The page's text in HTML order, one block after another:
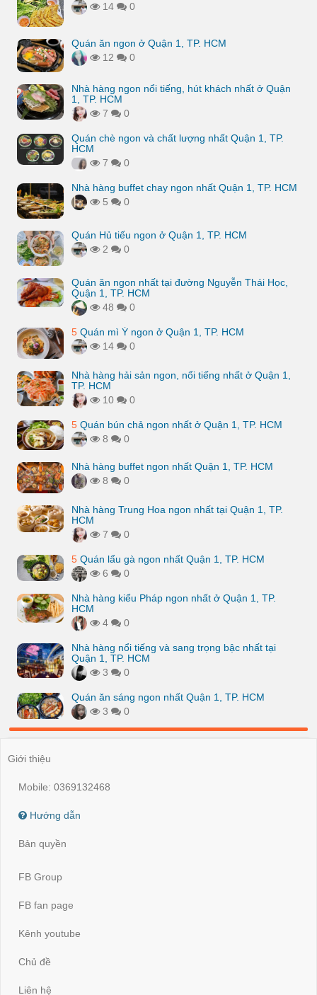
14
0
Quán ăn ngon ở Quận 1, TP. HCM
12
0
Nhà hàng ngon nổi tiếng, hút khách nhất ở Quận
1, TP. HCM
7
0
Quán chè ngon và chất lượng nhất Quận 1, TP.
HCM
7
0
Nhà hàng buffet chay ngon nhất Quận 1, TP. HCM
5
0
Quán Hủ tiếu ngon ở Quận 1, TP. HCM
2
0
Quán ăn ngon nhất tại đường Nguyễn Thái Học,
Quận 1, TP. HCM
48
0
5 Quán mì Ý ngon ở Quận 1, TP. HCM
14
0
Nhà hàng hải sản ngon, nổi tiếng nhất ở Quận 1,
TP. HCM
10
0
5 Quán bún chả ngon nhất ở Quận 1, TP. HCM
8
0
Nhà hàng buffet ngon nhất Quận 1, TP. HCM
8
0
Nhà hàng Trung Hoa ngon nhất tại Quận 1, TP.
HCM
7
0
5 Quán lẩu gà ngon nhất Quận 1, TP. HCM
6
0
Nhà hàng kiểu Pháp ngon nhất ở Quận 1, TP.
HCM
4
0
Nhà hàng nổi tiếng và sang trọng bậc nhất tại
Quận 1, TP. HCM
3
0
Quán ăn sáng ngon nhất Quận 1, TP. HCM
3
0
Giới thiệu
Mobile: 0369132468
Hướng dẫn
Bản quyền
FB Group
FB fan page
Kênh youtube
Chủ đề
Liên hệ